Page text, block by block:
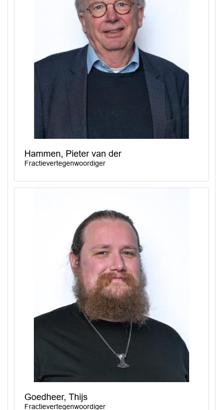
Hammen, Pieter van der
Fractievertegenwoordiger
Goedheer, Thijs
Fractievertegenwoordiger